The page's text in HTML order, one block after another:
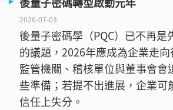
2026-07-03
後量子密碼學（PQC）已不再是
的議題，2026年應成為企業走向
監管機關、稽核單位與董事會會
些準備；若提不出進展，企業可
信任上失分。